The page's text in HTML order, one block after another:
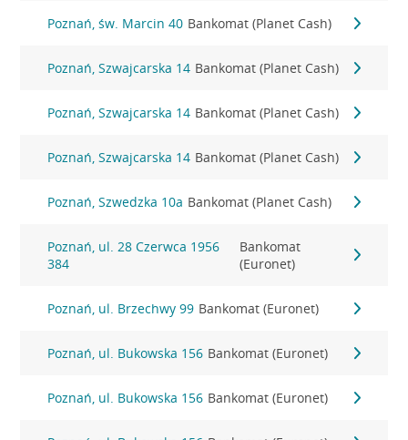
Poznań, św. Marcin 40 Bankomat (Planet Cash)
Poznań, Szwajcarska 14 Bankomat (Planet Cash)
Poznań, Szwajcarska 14 Bankomat (Planet Cash)
Poznań, Szwajcarska 14 Bankomat (Planet Cash)
Poznań, Szwedzka 10a Bankomat (Planet Cash)
Poznań, ul. 28 Czerwca 1956
384
Bankomat
(Euronet)
Poznań, ul. Brzechwy 99 Bankomat (Euronet)
Poznań, ul. Bukowska 156 Bankomat (Euronet)
Poznań, ul. Bukowska 156 Bankomat (Euronet)